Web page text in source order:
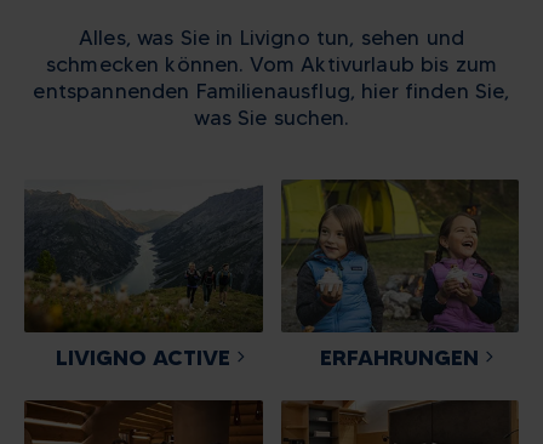
Alles, was Sie in Livigno tun, sehen und
schmecken können. Vom Aktivurlaub bis zum
entspannenden Familienausflug, hier finden Sie,
was Sie suchen.
LIVIGNO ACTIVE ERFAHRUNGEN